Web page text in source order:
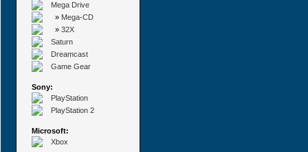
Mega Drive
» Mega-CD
» 32X
Saturn
Dreamcast
Game Gear
Sony:
PlayStation
PlayStation 2
Microsoft:
Xbox